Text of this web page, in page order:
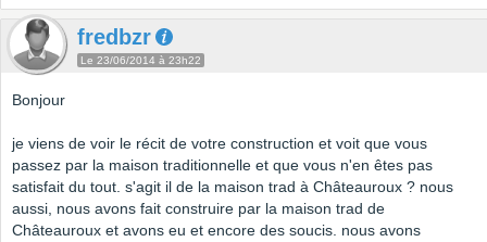
fredbzr
Le 23/06/2014 à 23h22
Bonjour
je viens de voir le récit de votre construction et voit que vous
passez par la maison traditionnelle et que vous n'en êtes pas
satisfait du tout. s'agit il de la maison trad à Châteauroux ? nous
aussi, nous avons fait construire par la maison trad de
Châteauroux et avons eu et encore des soucis. nous avons